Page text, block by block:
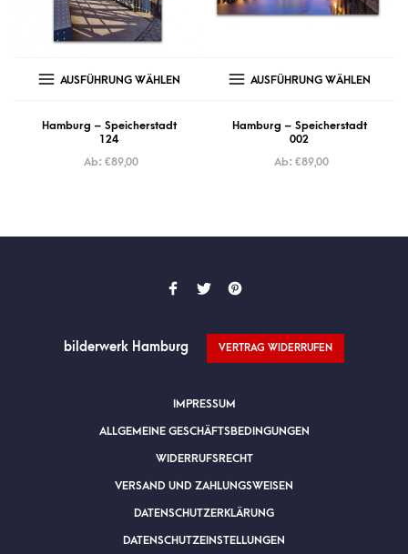
AUSFÜHRUNG WÄHLEN
Hamburg – Speicherstadt
124
Ab: €89,00
AUSFÜHRUNG WÄHLEN
Hamburg – Speicherstadt
002
Ab: €89,00
bilderwerk Hamburg VERTRAG WIDERRUFEN
IMPRESSUM
ALLGEMEINE GESCHÄFTSBEDINGUNGEN
WIDERRUFSRECHT
VERSAND UND ZAHLUNGSWEISEN
DATENSCHUTZERKLÄRUNG
DATENSCHUTZEINSTELLUNGEN